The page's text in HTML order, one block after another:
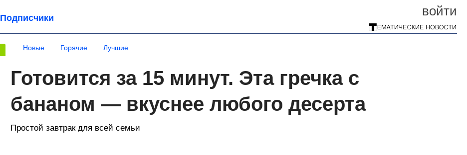
войти
Подписчики
Новые Горячие Лучшие
Готовится за 15 минут. Эта гречка с
бананом — вкуснее любого десерта
Простой завтрак для всей семьи